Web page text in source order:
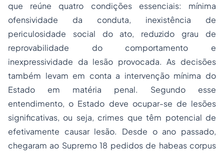
que reúne quatro condições essenciais: mínima
ofensividade da conduta, inexistência de
periculosidade social do ato, reduzido grau de
reprovabilidade do comportamento e
inexpressividade da lesão provocada. As decisões
também levam em conta a intervenção mínima do
Estado em matéria penal. Segundo esse
entendimento, o Estado deve ocupar-se de lesões
significativas, ou seja, crimes que têm potencial de
efetivamente causar lesão. Desde o ano passado,
chegaram ao Supremo 18 pedidos de habeas corpus